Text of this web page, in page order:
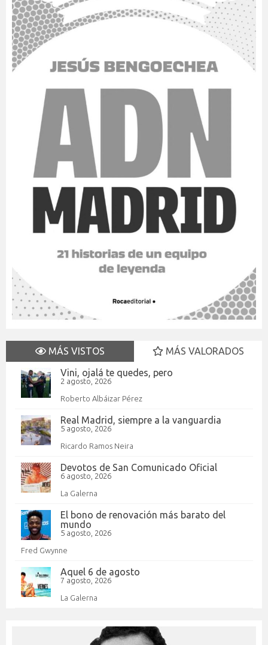
MÁS VISTOS
MÁS VALORADOS
Vini, ojalá te quedes, pero
2 agosto, 2026
Roberto Albáizar Pérez
Real Madrid, siempre a la vanguardia
5 agosto, 2026
Ricardo Ramos Neira
Devotos de San Comunicado Oficial
6 agosto, 2026
La Galerna
El bono de renovación más barato del
mundo
5 agosto, 2026
Fred Gwynne
Aquel 6 de agosto
7 agosto, 2026
La Galerna